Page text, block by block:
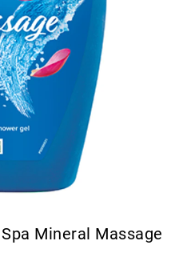
Mineral Massage